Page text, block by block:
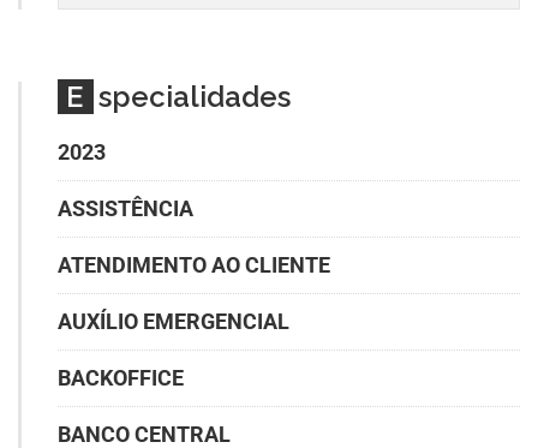
E specialidades
2023
ASSISTÊNCIA
ATENDIMENTO AO CLIENTE
AUXÍLIO EMERGENCIAL
BACKOFFICE
BANCO CENTRAL